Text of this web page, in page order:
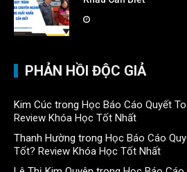
PHẢN HỒI ĐỘC GIẢ
Kim Cúc trong Học Báo Cáo Quyết
Review Khóa Học Tốt Nhất
Thanh Hường trong Học Báo Cáo
Tốt? Review Khóa Học Tốt Nhất